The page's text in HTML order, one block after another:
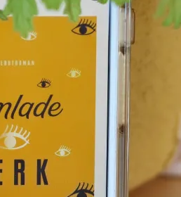
ämnen
Biografi Bokcirkel
Deckare E-böcker
Filmatiseringar Framsidor